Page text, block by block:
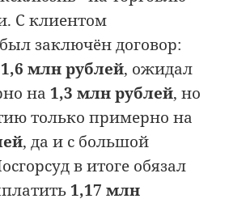
С клиентом
заключён договор:
1,6 млн рублей, ожидал
на 1,3 млн рублей, но
только примерно на
, да и с большой
в итоге обязал
1,17 млн